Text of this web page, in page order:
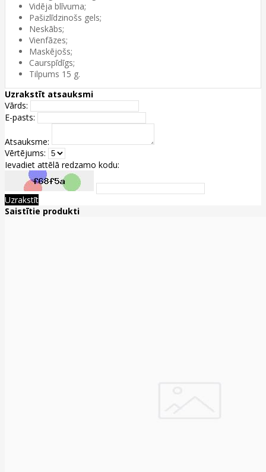
Vidēja blīvuma;
Pašizlīdzinošs gels;
Neskābs;
Vienfāzes;
Maskējošs;
Caurspīdīgs;
Tilpums 15 g.
Uzrakstīt atsauksmi
Vārds:
E-pasts:
Atsauksme:
Vērtējums:
Ievadiet attēlā redzamo kodu:
Uzrakstīt
Saistītie produkti